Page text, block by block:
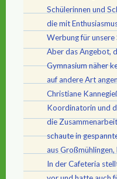
Schülerinnen und
die mit
Werbung für unsere
Aber das Angebot,
Gymnasium näher
auf andere Art
Christiane
Koordinatorin und
die
schaute in
aus
In der Cafeteria